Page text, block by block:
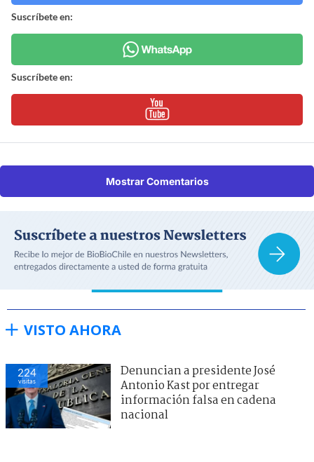
Suscríbete en:
Suscríbete en:
Mostrar Comentarios
VISTO AHORA
224
visitas
Denuncian a presidente José
Antonio Kast por entregar
información falsa en cadena
nacional